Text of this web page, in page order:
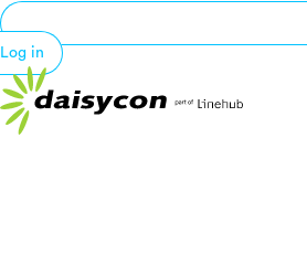
Log in